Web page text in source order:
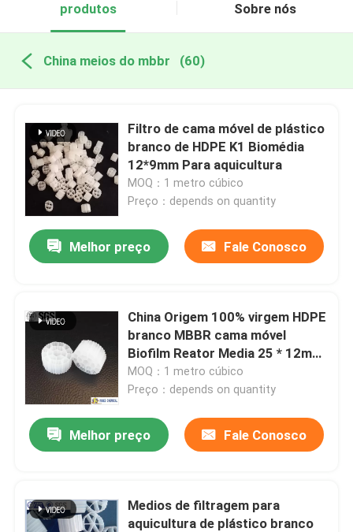
produtos Sobre nós
China meios do mbbr (60)
Filtro de cama móvel de plástico
branco de HDPE K1 Biomédia
12*9mm Para aquicultura
MOQ：1 metro cúbico
Preço：depends on quantity
Melhor preço Fale Conosco
China Origem 100% virgem HDPE
branco MBBR cama móvel
Biofilm Reator Media 25 * 12mm
Para tratamento de águas
residuais
MOQ：1 metro cúbico
Preço：depends on quantity
Melhor preço Fale Conosco
Medios de filtragem para
aquicultura de plástico branco